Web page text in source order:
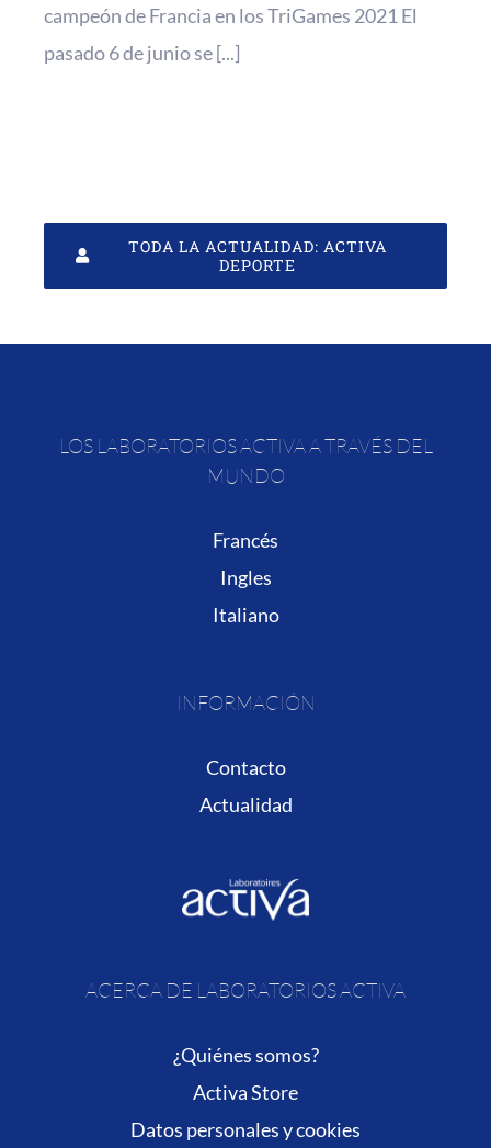
campeón de Francia en los TriGames 2021 El
pasado 6 de junio se [...]
TODA LA ACTUALIDAD: ACTIVA
DEPORTE
LOS LABORATORIOS ACTIVA A TRAVÉS DEL
MUNDO
Francés
Ingles
Italiano
INFORMACIÓN
Contacto
Actualidad
ACERCA DE LABORATORIOS ACTIVA
¿Quiénes somos?
Activa Store
Datos personales y cookies